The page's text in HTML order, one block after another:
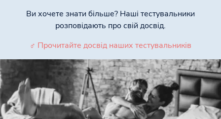
Ви хочете знати більше? Наші тестувальники
розповідають про свій досвід.
♂ Прочитайте досвід наших тестувальників